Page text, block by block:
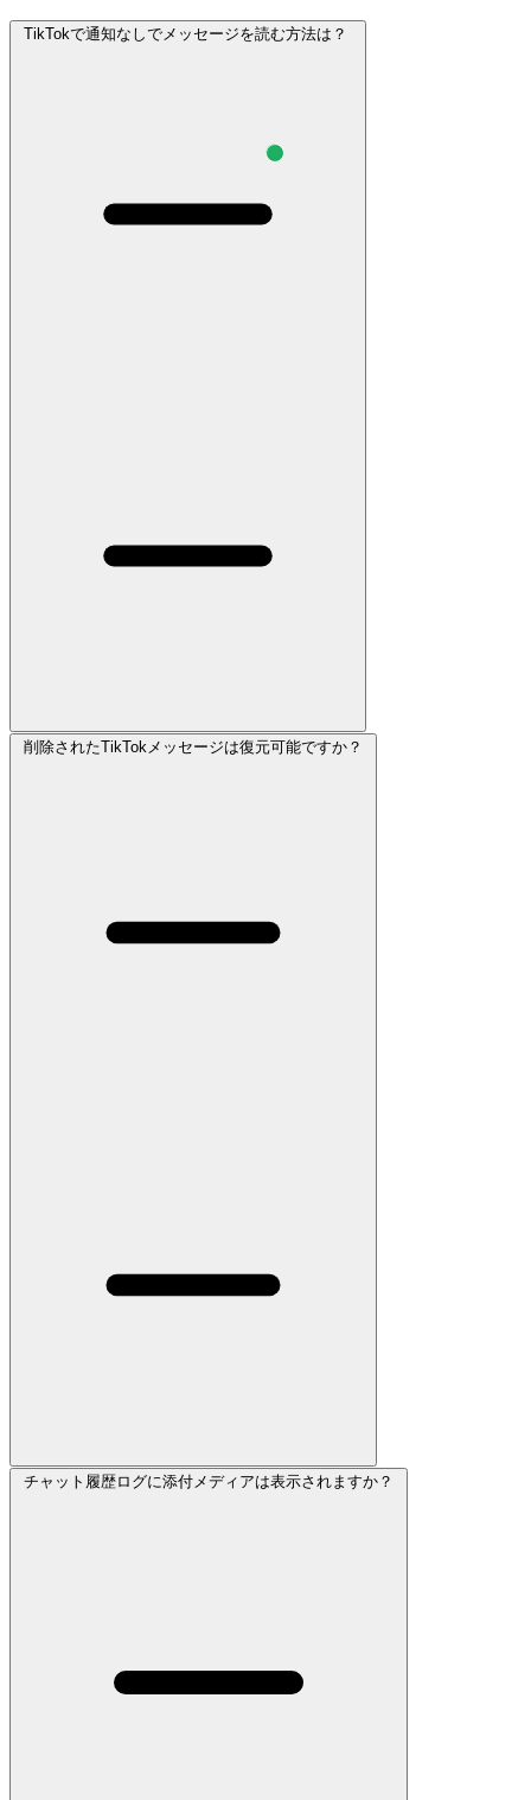
TikTokで通知なしでメッセージを読む方法は？
削除されたTikTokメッセージは復元可能ですか？
チャット履歴ログに添付メディアは表示されますか？